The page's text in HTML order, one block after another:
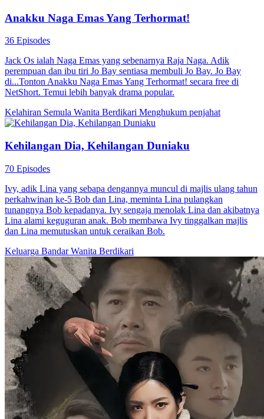
Anakku Naga Emas Yang Terhormat!
36 Episodes
Jack Os ialah Naga Emas yang sebenarnya Raja Naga. Adik
perempuan dan ibu tiri Jo Bay sentiasa membuli Jo Bay. Jo Bay
di...Tonton Anakku Naga Emas Yang Terhormat! secara free di
NetShort. Temui lebih banyak drama popular.
Kelahiran Semula Wanita Berdikari Menghukum penjahat
Kehilangan Dia, Kehilangan Duniaku
70 Episodes
Ivy, adik Lina yang sebapa dengannya muncul di majlis ulang tahun
perkahwinan ke-5 Bob dan Lina, meminta Lina pulangkan
tunangnya Bob kepadanya. Ivy sengaja menolak Lina dan akibatnya
Lina alami keguguran anak. Bob membawa Ivy tinggalkan majlis
dan Lina memutuskan untuk ceraikan Bob.
Keluarga BandarWanita Berdikari